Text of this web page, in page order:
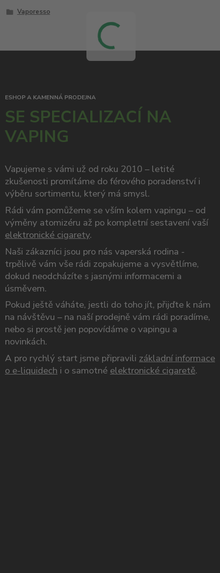
Vaporesso
ESHOP A KAMENNÁ PRODEJNA
SE SPECIALIZACÍ NA
VAPING
Vapujeme s vámi už od roku 2010 – letité
zkušenosti promítáme do férového poradenství i
výběru sortimentu, který má smysl.
Rádi vám pomůžeme se vším kolem vapingu – od
výměny atomizéru až po kompletní sestavení vaší
elektronické cigarety.
Naši zákazníci jsou pro nás vaperská rodina -
trpělivě vám vše rádi zopakujeme a vysvětlíme,
dokud neodcházíte s jasnými informacemi a
úsměvem.
Pokud ještě váháte, jestli do toho jít, přijďte k nám
na návštěvu – na naší prodejně vám rádi poradíme,
nebo si prostě jen popovídáme o vapingu a
novinkách.
A pro rychlý start jsme připravili základní informace
o e-liquidech i o samotné elektronické cigaretě.